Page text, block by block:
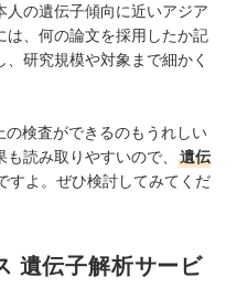
人の遺伝子傾向に近いアジア
は、何の論文を採用したか記
研究規模や対象まで細かく
検査ができるのもうれしい
読み取りやすいので、
遺伝
すよ。ぜひ検討してみてくだ
遺伝子解析サービ